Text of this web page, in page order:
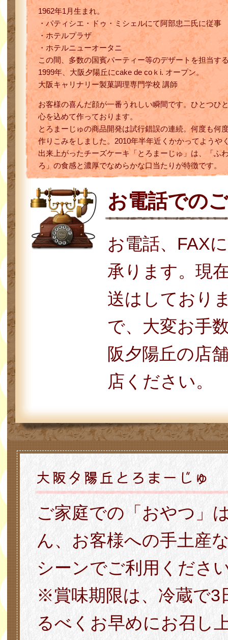
1962年1月生まれ。
・パティシエ・ドゥ・ミシェルにて阿部忠二氏に従事
・ホテルプラザ
・ホテルニューオータニ
この間、多数の国賓パーティー等のデザートを担当す
1999年、大阪夕陽丘にcake de coｋi. オープン。
大阪キャリナリー製菓調理専門学校 講師
お客様の喜んだ顔が一番うれしい瞬間です。ひとつひ
心を込めて作っております。
とろまーじゅの商品開発は試行錯誤の連続。何度も何
作りこみをしました。2010年半年近くかかってようや
出来上がったチーズケーキ「とろまーじゅ」は、「ふ
ろ」の食感と濃厚でなめらかな口当たりが特徴です。
お電話での
お電話、FAX
承ります。現
送はしており
で、大変お手
阪夕陽丘の店
店ください。
ご家庭での「おやつ」
ん、お客様への手土産
シーンでご利用くださ
※賞味期限は、冷蔵で3
るべくお早めにお召し